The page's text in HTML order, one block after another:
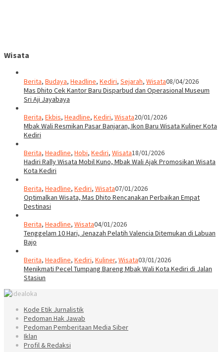
Wisata
Berita, Budaya, Headline, Kediri, Sejarah, Wisata08/04/2026
Mas Dhito Cek Kantor Baru Disparbud dan Operasional Museum
Sri Aji Jayabaya
Berita, Ekbis, Headline, Kediri, Wisata20/01/2026
Mbak Wali Resmikan Pasar Banjaran, Ikon Baru Wisata Kuliner Kota
Kediri
Berita, Headline, Hobi, Kediri, Wisata18/01/2026
Hadiri Rally Wisata Mobil Kuno, Mbak Wali Ajak Promosikan Wisata
Kota Kediri
Berita, Headline, Kediri, Wisata07/01/2026
Optimalkan Wisata, Mas Dhito Rencanakan Perbaikan Empat
Destinasi
Berita, Headline, Wisata04/01/2026
Tenggelam 10 Hari, Jenazah Pelatih Valencia Ditemukan di Labuan
Bajo
Berita, Headline, Kediri, Kuliner, Wisata03/01/2026
Menikmati Pecel Tumpang Bareng Mbak Wali Kota Kediri di Jalan
Stasiun
Kode Etik Jurnalistik
Pedoman Hak Jawab
Pedoman Pemberitaan Media Siber
Iklan
Profil & Redaksi